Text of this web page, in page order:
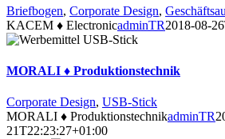
Briefbogen, Corporate Design,
KACEM ♦ ElectronicadminTR2018-08-
MORALI ♦ Produktionstechnik
Corporate Design, USB-Stick
MORALI ♦ ProduktionstechnikadminTR
21T22:23:27+01:00